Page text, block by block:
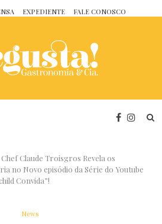
EXPEDIENTE FALE CONOSCO
Chef Claude Troisgros Revela os
no Novo episódio da Série do Youtube
Convida”!
News